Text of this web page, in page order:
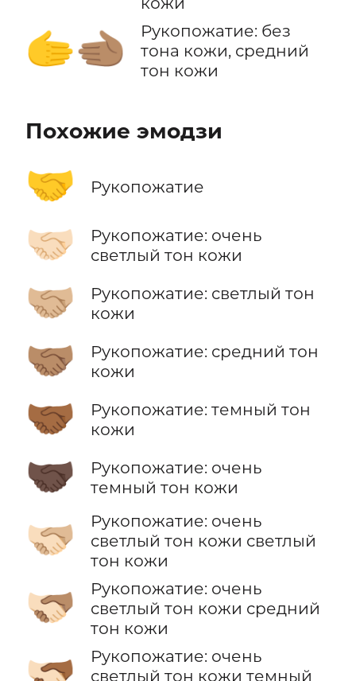
🫱‍🫲🏽
Рукопожатие: без
тона кожи, средний
тон кожи
Похожие эмодзи
🤝 Рукопожатие
🤝🏻
Рукопожатие: очень
светлый тон кожи
🤝🏼
Рукопожатие: светлый тон
кожи
🤝🏽
Рукопожатие: средний тон
кожи
🤝🏾
Рукопожатие: темный тон
кожи
🤝🏿
Рукопожатие: очень
темный тон кожи
🫱🏻‍🫲🏼
Рукопожатие: очень
светлый тон кожи светлый
тон кожи
🫱🏻‍🫲🏽
Рукопожатие: очень
светлый тон кожи средний
тон кожи
Рукопожатие: очень
светлый тон кожи темный